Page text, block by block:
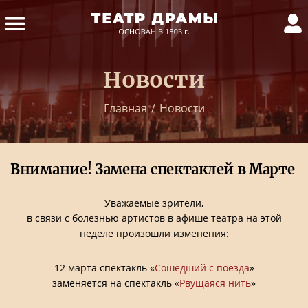
Новости
Главная / Новости
Внимание! Замена спектаклей в Марте
Уважаемые зрители,
в связи с болезнью артистов в афише театра на этой
неделе произошли изменения:
12 марта спектакль «Сошедший с поезда»
заменяется на спектакль «Рвущаяся нить»